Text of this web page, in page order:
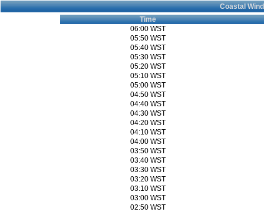
Coastal
Time
06:00 WST
05:50 WST
05:40 WST
05:30 WST
05:20 WST
05:10 WST
05:00 WST
04:50 WST
04:40 WST
04:30 WST
04:20 WST
04:10 WST
04:00 WST
03:50 WST
03:40 WST
03:30 WST
03:20 WST
03:10 WST
03:00 WST
02:50 WST